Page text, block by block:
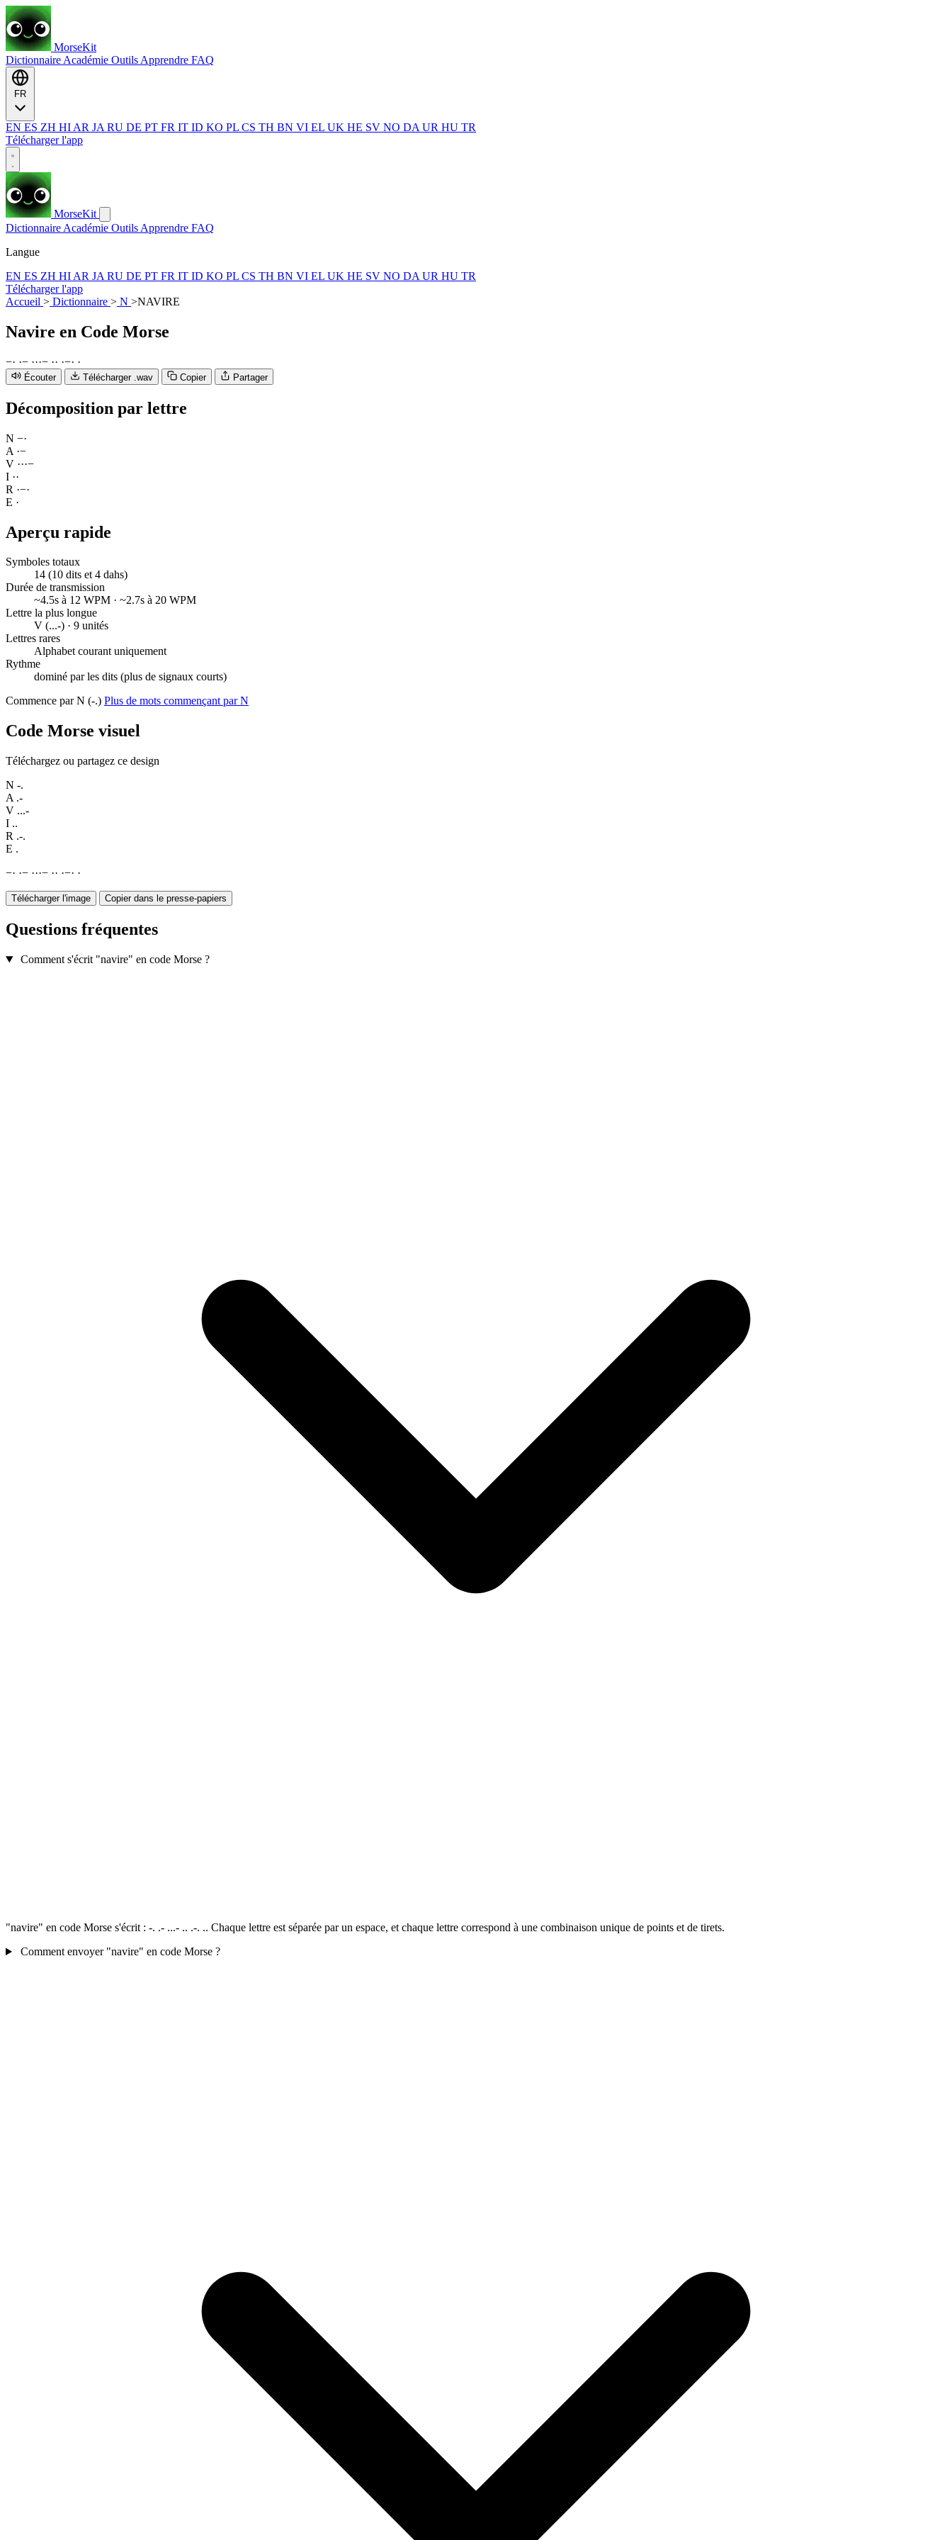
MorseKit
Dictionnaire Académie Outils Apprendre FAQ
EN ES ZH HI AR JA RU DE PT FR IT ID KO PL CS TH BN VI EL UK HE SV NO DA UR HU TR
Télécharger l'app
MorseKit
Dictionnaire Académie Outils Apprendre FAQ
Langue
EN ES ZH HI AR JA RU DE PT FR IT ID KO PL CS TH BN VI EL UK HE SV NO DA UR HU TR
Télécharger l'app
Accueil > Dictionnaire > N >NAVIRE
Navire en Code Morse
−· ·− ···− ·· ·−· ·
Écouter Télécharger .wav Copier Partager
Décomposition par lettre
N −·
A ·−
V ···−
I ··
R ·−·
E ·
Aperçu rapide
Symboles totaux
14 (10 dits et 4 dahs)
Durée de transmission
~4.5s à 12 WPM · ~2.7s à 20 WPM
Lettre la plus longue
V (...-) · 9 unités
Lettres rares
Alphabet courant uniquement
Rythme
dominé par les dits (plus de signaux courts)
Commence par N (-.) Plus de mots commençant par N
Code Morse visuel
Téléchargez ou partagez ce design
N -.
A .-
V ...-
I ..
R .-.
E .
−· ·− ···− ·· ·−· ·
Télécharger l'image Copier dans le presse-papiers
Questions fréquentes
Comment s'écrit "navire" en code Morse ?
"navire" en code Morse s'écrit : -. .- ...- .. .-. .. Chaque lettre est séparée par un espace, et chaque lettre correspond à une combinaison unique de points et de tirets.
Comment envoyer "navire" en code Morse ?